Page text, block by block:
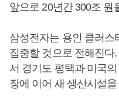
앞으로 20년간 300조 원
삼성전자는 용인 클러
집중할 것으로 전해진다
서 경기도 평택과 미국
장에 이어 새 생산시설